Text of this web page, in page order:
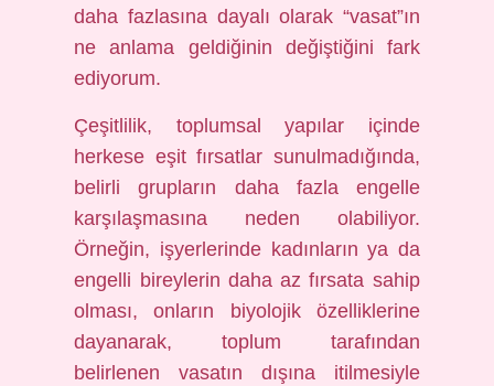
daha fazlasına dayalı olarak “vasat”ın
ne anlama geldiğinin değiştiğini fark
ediyorum.
Çeşitlilik, toplumsal yapılar içinde
herkese eşit fırsatlar sunulmadığında,
belirli grupların daha fazla engelle
karşılaşmasına neden olabiliyor.
Örneğin, işyerlerinde kadınların ya da
engelli bireylerin daha az fırsata sahip
olması, onların biyolojik özelliklerine
dayanarak, toplum tarafından
belirlenen vasatın dışına itilmesiyle